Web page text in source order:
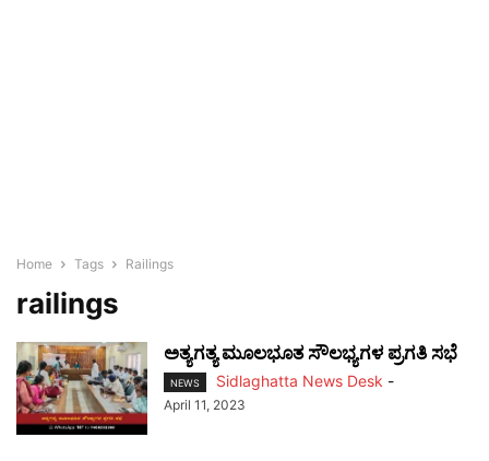
Home Tags Railings
railings
ಅತ್ಯಗತ್ಯ ಮೂಲಭೂತ ಸೌಲಭ್ಯಗಳ ಪ್ರಗತಿ ಸಭೆ
NEWS Sidlaghatta News Desk -
April 11, 2023